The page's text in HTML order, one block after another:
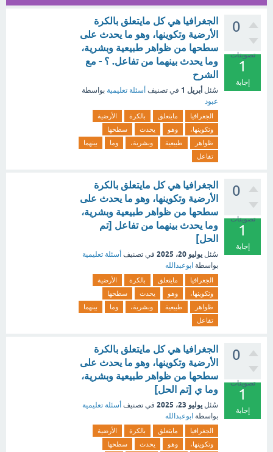
0
تصويتات
1
إجابة
الجغرافيا هي كل مايتعلق بالكرة
الأرضية وتكوينها، وهو ما يحدث على
سطحها من ظواهر طبيعية وبشرية،
وما يحدث بينهما من تفاعل. ؟ - مع
الشرح
سُئل أبريل 1 في تصنيف أسئلة تعليمية بواسطة
عبود
الجغرافيا مايتعلق بالكرة
الأرضية
وتكوينها،
وهو يحدث
سطحها
ظواهر
طبيعية وبشرية، وما
بينهما
تفاعل
0
تصويتات
1
إجابة
الجغرافيا هي كل مايتعلق بالكرة
الأرضية وتكوينها، وهو ما يحدث على
سطحها من ظواهر طبيعية وبشرية،
وما يحدث بينهما من تفاعل [تم
الحل]
سُئل يوليو 20، 2025 في تصنيف أسئلة تعليمية
بواسطة ابوعبدالله
الجغرافيا مايتعلق بالكرة
الأرضية
وتكوينها،
وهو يحدث
سطحها
ظواهر
طبيعية وبشرية، وما
بينهما
تفاعل
0
تصويتات
1
إجابة
الجغرافيا هي كل مايتعلق بالكرة
الأرضية وتكوينها، وهو ما يحدث على
سطحها من ظواهر طبيعية وبشرية،
وما ي [تم الحل]
سُئل يوليو 23، 2025 في تصنيف أسئلة تعليمية
بواسطة ابوعبدالله
الجغرافيا مايتعلق بالكرة
الأرضية
وتكوينها،
وهو يحدث
سطحها